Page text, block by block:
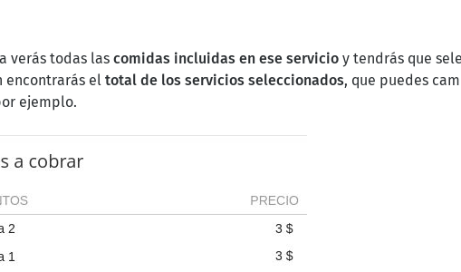
verás todas las comidas incluidas en ese servicio y tendrás que
encontrarás el total de los servicios seleccionados, que puedes
ejemplo.